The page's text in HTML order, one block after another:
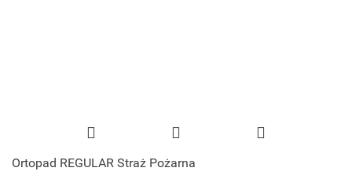
Ortopad REGULAR Straż Pożarna